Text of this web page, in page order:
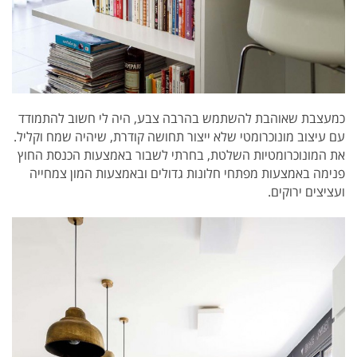
כמעצבת שאוהבת להשתמש בהרבה צבע, היה לי חשוב להתמודד
עם עיצוב מונוכרומטי שלא ייצור תחושה קודרת, שיהיה שמח וקליל.
את המונוכרומטיות השלטת, בחרתי לשבור באמצעות הכנסת החוץ
פנימה באמצעות מפתחי חלונות גדולים ובאמצעות המון צמחייה
ועציצים ירוקים.